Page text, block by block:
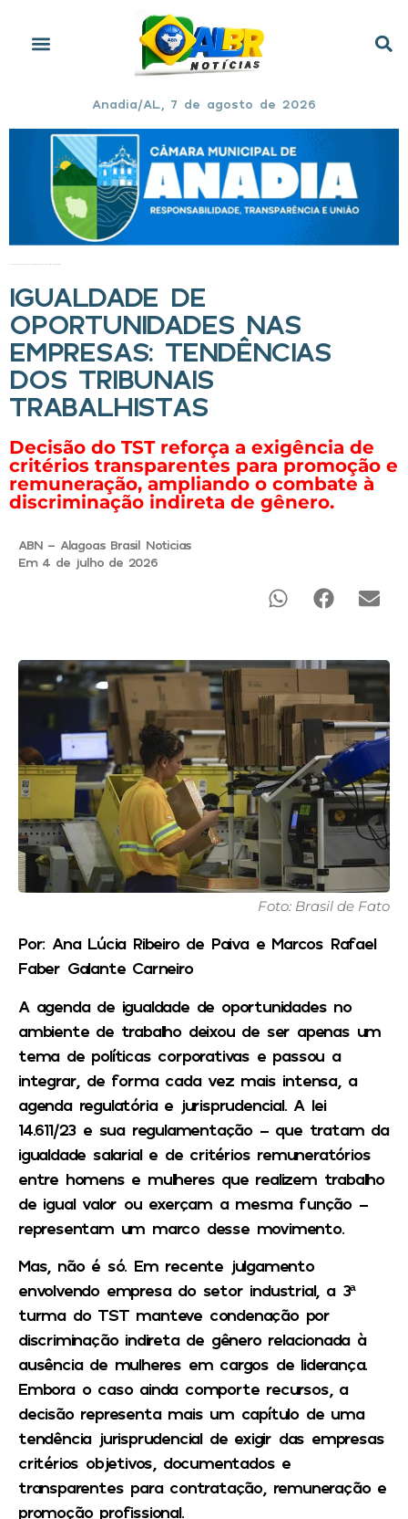
Anadia/AL, 7 de agosto de 2026
IGUALDADE DE
OPORTUNIDADES NAS
EMPRESAS: TENDÊNCIAS
DOS TRIBUNAIS
TRABALHISTAS
Decisão do TST reforça a exigência de
critérios transparentes para promoção e
remuneração, ampliando o combate à
discriminação indireta de gênero.
ABN - Alagoas Brasil Noticias
Em 4 de julho de 2026
Foto: Brasil de Fato
Por: Ana Lúcia Ribeiro de Paiva e Marcos Rafael
Faber Galante Carneiro
A agenda de igualdade de oportunidades no
ambiente de trabalho deixou de ser apenas um
tema de políticas corporativas e passou a
integrar, de forma cada vez mais intensa, a
agenda regulatória e jurisprudencial. A lei
14.611/23 e sua regulamentação – que tratam da
igualdade salarial e de critérios remuneratórios
entre homens e mulheres que realizem trabalho
de igual valor ou exerçam a mesma função –
representam um marco desse movimento.
Mas, não é só. Em recente julgamento
envolvendo empresa do setor industrial, a 3ª
turma do TST manteve condenação por
discriminação indireta de gênero relacionada à
ausência de mulheres em cargos de liderança.
Embora o caso ainda comporte recursos, a
decisão representa mais um capítulo de uma
tendência jurisprudencial de exigir das empresas
critérios objetivos, documentados e
transparentes para contratação, remuneração e
promoção profissional.